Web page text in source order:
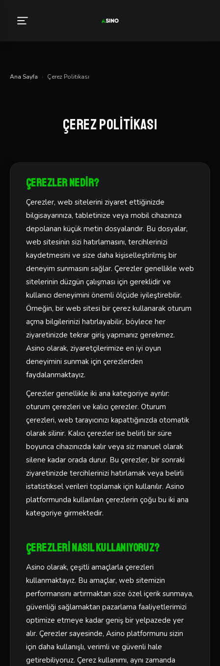
Ana Sayfa › Çerez Politikası
Çerez Politikası
Çerezler Nedir?
Çerezler, web sitelerini ziyaret ettiğinizde
bilgisayarınıza, tabletinize veya mobil cihazınıza
depolanan küçük metin dosyalarıdır. Bu dosyalar,
web sitesinin sizi hatırlamasını, tercihlerinizi
kaydetmesini ve size daha kişiselleştirilmiş bir
deneyim sunmasını sağlar. Çerezler genellikle web
sitelerinin düzgün çalışması için gereklidir ve
kullanıcı deneyimini önemli ölçüde iyileştirebilir.
Örneğin, bir web sitesi bir çerez kullanarak oturum
açma bilgilerinizi hatırlayabilir, böylece her
ziyaretinizde tekrar giriş yapmanız gerekmez.
Asino olarak, ziyaretçilerimize en iyi oyun
deneyimini sunmak için çerezlerden
faydalanmaktayız.
Çerezler genellikle iki ana kategoriye ayrılır:
oturum çerezleri ve kalıcı çerezler. Oturum
çerezleri, web tarayıcınızı kapattığınızda otomatik
olarak silinir. Kalıcı çerezler ise belirli bir süre
boyunca cihazınızda kalır veya siz manuel olarak
silene kadar orada durur. Bu çerezler, bir sonraki
ziyaretinizde tercihlerinizi hatırlamak veya belirli
istatistiksel verileri toplamak için kullanılır. Asino
platformunda kullanılan çerezlerin çoğu bu iki ana
kategoriye girmektedir.
Çerezleri Nasıl Kullanıyoruz?
Asino olarak, çeşitli amaçlarla çerezleri
kullanmaktayız. Bu amaçlar, web sitemizin
performansını artırmaktan size özel içerik sunmaya,
güvenliği sağlamaktan pazarlama faaliyetlerimizi
optimize etmeye kadar geniş bir yelpazede yer
alır. Çerezler sayesinde, Asino platformunu sizin
için daha kullanışlı, verimli ve güvenli hale
getirebiliyoruz. Çerez kullanımı, aynı zamanda